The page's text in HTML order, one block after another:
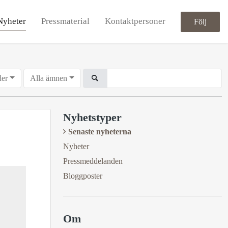
Pressmaterial Kontaktpersoner Följ
Alla ämnen
Nyhetstyper
Senaste nyheterna
Nyheter
Pressmeddelanden
Bloggposter
Om